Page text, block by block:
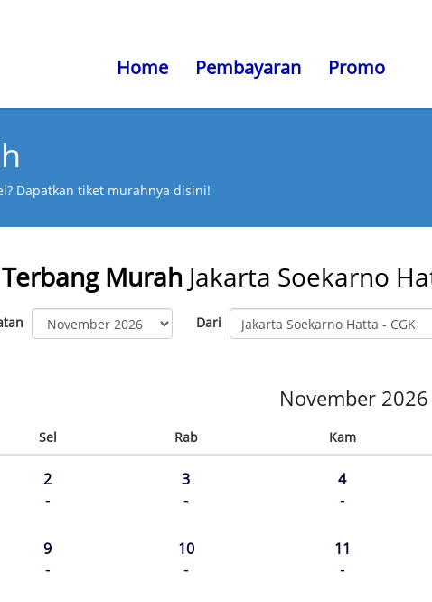
Home Pembayaran Promo
Dapatkan tiket murahnya disini!
Terbang Murah Jakarta Soekarno
Dari
November 2026
Sel Rab Kam
2
-
3
-
4
-
9
-
10
-
11
-